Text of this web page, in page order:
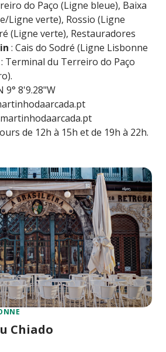
do Paço (Ligne bleue), Baixa
Ligne verte), Rossio (Ligne
(Ligne verte), Restauradores
: Cais do Sodré (Ligne Lisbonne
: Terminal du Terreiro do Paço
9° 8'9.28"W
de 12h à 15h et de 19h à 22h.
Chiado